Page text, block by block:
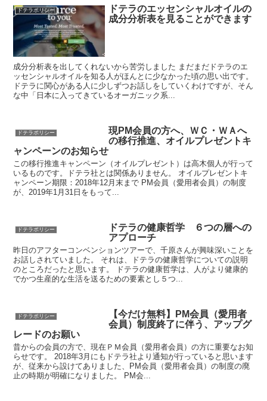
ドテラポリシー
ドテラのエッセンシャルオイルの
成分分析表を見ることができます
成分分析表を出してくれないから苦労しました まだまだドテラのエ
ッセンシャルオイルを知る人がほんとに少なかった頃の思い出です。
ドテラに関心がある人に少しずつお話しをしていくわけですが、そん
な中「日本に入ってきているオーガニック系...
ドテラポリシー
現PM会員の方へ、ＷＣ・ＷＡへ
の移行推進、オイルプレゼントキ
ャンペーンのお知らせ
この移行推進キャンペーン（オイルプレゼント）は高木個人が行って
いるものです。ドテラ社とは関係ありません。 オイルプレゼントキ
ャンペーン期限：2018年12月末まで PM会員（愛用者会員）の制度
が、2019年1月31日をもって...
ドテラポリシー
ドテラの健康哲学 ６つの層への
アプローチ
昨日のアフターコンベンションツアーで、千原さんが興味深いことを
お話しされていました。 それは、ドテラの健康哲学についての説明
のところだったと思います。 ドテラの健康哲学は、人がより健康的
でかつ生産的な生活を送るための要素とし５つ...
ドテラポリシー
【今だけ無料】PM会員（愛用者
会員）制度終了に伴う、アップグ
レードのお願い
昔からの会員の方で、現在ＰＭ会員（愛用者会員）の方に重要なお知
らせです。 2018年3月にもドテラ社より通知が行っていると思います
が、従来から設けてありました、PM会員（愛用者会員）の制度の廃
止の時期が明確になりました。 PM会...